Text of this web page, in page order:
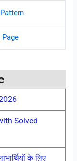
Page
Solved
के लिए